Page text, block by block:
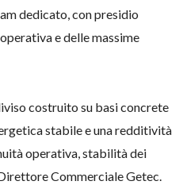
dedicato, con presidio
e delle massime
costruito su basi concrete
stabile e una redditività
operativa, stabilità dei
Commerciale Getec.